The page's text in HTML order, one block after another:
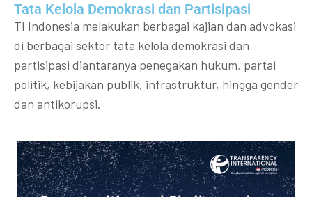
Tata Kelola Demokrasi dan Partisipasi​
TI Indonesia melakukan berbagai kajian dan advokasi
di berbagai sektor tata kelola demokrasi dan
partisipasi diantaranya penegakan hukum, partai
politik, kebijakan publik, infrastruktur, hingga gender
dan antikorupsi.